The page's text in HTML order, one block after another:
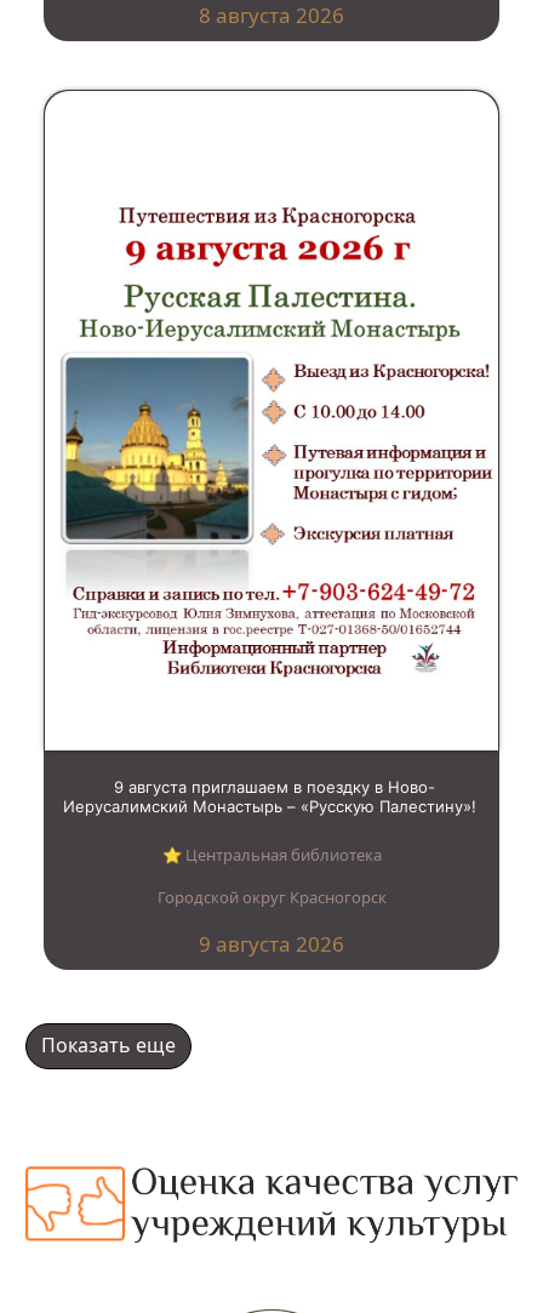
8 августа 2026
9 августа приглашаем в поездку в Ново-
Иерусалимский Монастырь – «Русскую Палестину»!
⭐︎ Центральная библиотека
Городской округ Красногорск
9 августа 2026
Показать еще